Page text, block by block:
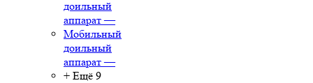
доильный
аппарат —
Мобильный
доильный
аппарат —
+ Ещё 9